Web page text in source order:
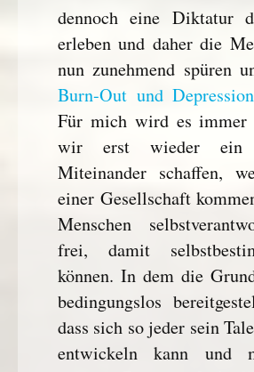
dennoch eine Diktatur
erleben und daher die
nun zunehmend spüren
Burn-Out und
Für mich wird es immer
wir erst wieder ein
Miteinander schaffen,
einer Gesellschaft
Menschen
frei, damit
können. In dem die
bedingungslos
dass sich so jeder sein
entwickeln kann und